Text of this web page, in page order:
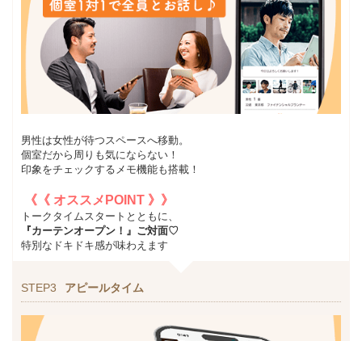
男性は女性が待つスペースへ移動。
個室だから周りも気にならない！
印象をチェックするメモ機能も搭載！
《《 オススメPOINT 》》
トークタイムスタートとともに、
『カーテンオープン！』ご対面♡
特別なドキドキ感が味わえます
STEP3 アピールタイム